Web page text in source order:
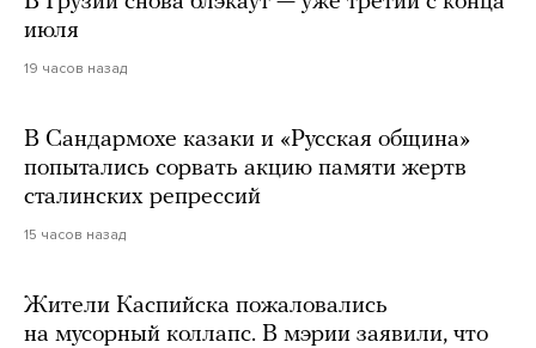
июля
19 часов назад
В Сандармохе казаки и «Русская община»
попытались сорвать акцию памяти жертв
сталинских репрессий
15 часов назад
Жители Каспийска пожаловались
на мусорный коллапс. В мэрии заявили, что